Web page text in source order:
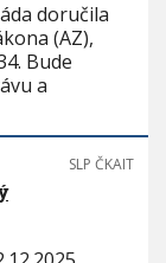
doručila
(AZ),
Bude
a
SLP ČKAIT